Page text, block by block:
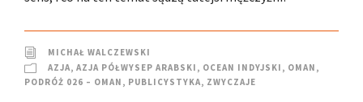
MICHAŁ WALCZEWSKI
AZJA, AZJA PÓŁWYSEP ARABSKI , OCEAN INDYJSKI , OMAN ,
PODRÓŻ 026 – OMAN , PUBLICYSTYKA, ZWYCZAJE